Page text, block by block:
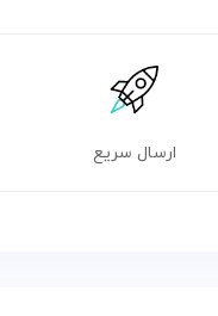
ارسال سریع